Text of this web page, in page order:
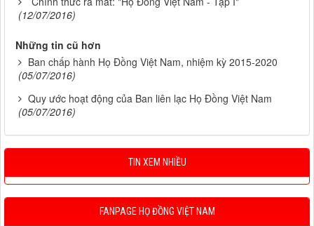
(12/07/2016)
Những tin cũ hơn
Ban chấp hành Họ Đồng Việt Nam, nhiệm kỳ 2015-2020
(05/07/2016)
Quy ước hoạt động của Ban liên lạc Họ Đồng Việt Nam
(05/07/2016)
TIN XEM NHIỀU
FANPAGE HỌ ĐỒNG VIỆT NAM